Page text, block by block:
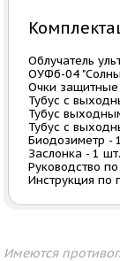
Облучатель
ОУФб-04
Очки
Тубус с
Тубус
Тубус с
Биодозиметр -
Заслонка - 1 шт.
Руководство
Инструкция по
Имеются